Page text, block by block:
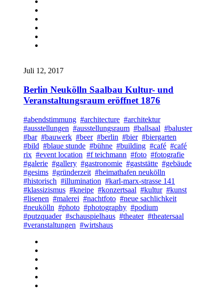
Juli 12, 2017
Berlin Neukölln Saalbau Kultur- und
Veranstaltungsraum eröffnet 1876
#abendstimmung #architecture #architektur
#ausstellungen #ausstellungsraum #ballsaal #baluster
#bar #bauwerk #beer #berlin #bier #biergarten
#bild #blaue stunde #bühne #building #café #café
rix #event location #f teichmann #foto #fotografie
#galerie #gallery #gastronomie #gaststätte #gebäude
#gesims #gründerzeit #heimathafen neukölln
#historisch #illumination #karl-marx-strasse 141
#klassizismus #kneipe #konzertsaal #kultur #kunst
#lisenen #malerei #nachtfoto #neue sachlichkeit
#neukölln #photo #photography #podium
#putzquader #schauspielhaus #theater #theatersaal
#veranstaltungen #wirtshaus